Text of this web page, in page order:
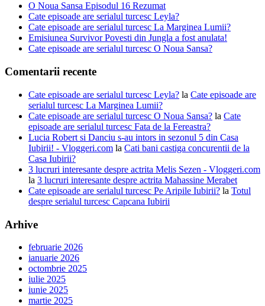
O Noua Sansa Episodul 16 Rezumat
Cate episoade are serialul turcesc Leyla?
Cate episoade are serialul turcesc La Marginea Lumii?
Emisiunea Survivor Povesti din Jungla a fost anulata!
Cate episoade are serialul turcesc O Noua Sansa?
Comentarii recente
Cate episoade are serialul turcesc Leyla? la Cate episoade are
serialul turcesc La Marginea Lumii?
Cate episoade are serialul turcesc O Noua Sansa? la Cate
episoade are serialul turcesc Fata de la Fereastra?
Lucia Robert si Danciu s-au intors in sezonul 5 din Casa
Iubirii! - Vloggeri.com la Cati bani castiga concurentii de la
Casa Iubirii?
3 lucruri interesante despre actrita Melis Sezen - Vloggeri.com
la 3 lucruri interesante despre actrita Mahassine Merabet
Cate episoade are serialul turcesc Pe Aripile Iubirii? la Totul
despre serialul turcesc Capcana Iubirii
Arhive
februarie 2026
ianuarie 2026
octombrie 2025
iulie 2025
iunie 2025
martie 2025